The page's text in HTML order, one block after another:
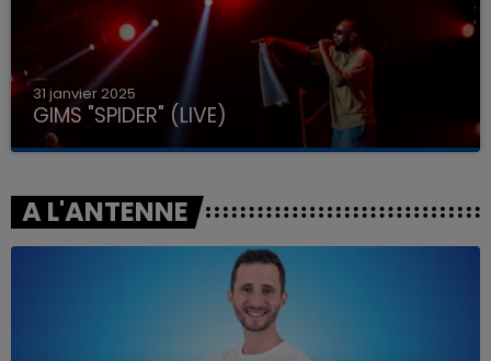
31 janvier 2025
GIMS "SPIDER" (LIVE)
A L'ANTENNE